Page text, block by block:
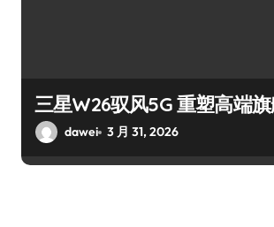
三星W26驭风5G 重塑高端
dawei 3 月 31, 2026